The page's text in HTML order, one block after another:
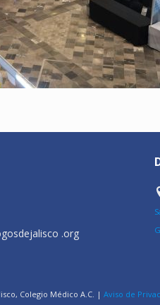
.org
Colegio Médico A.C. | Aviso de